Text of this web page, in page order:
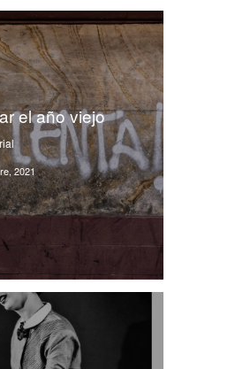
el año viejo
2021